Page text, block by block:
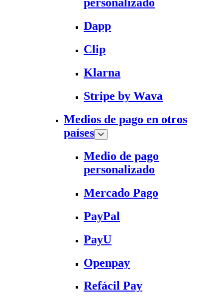
personalizado
Dapp
Clip
Klarna
Stripe by Wava
Medios de pago en otros
países
Medio de pago
personalizado
Mercado Pago
PayPal
PayU
Openpay
Refácil Pay